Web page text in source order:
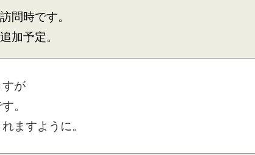
問時です。
加予定。
が
。
ますように。